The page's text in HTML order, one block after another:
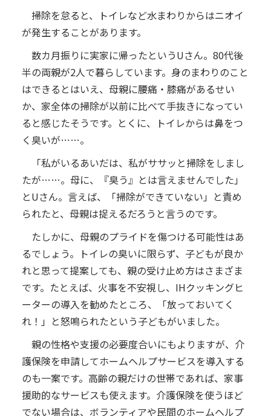
掃除を怠ると、トイレなど水まわりからはニオイ
が発生することがあります。
数カ月振りに実家に帰ったというUさん。80代後
半の両親が2人で暮らしています。身のまわりのこと
はできるとはいえ、母親に腰痛・膝痛があるせい
か、家全体の掃除が以前に比べて手抜きになってい
ると感じたそうです。とくに、トイレからは鼻をつ
く臭いが……。
「私がいるあいだは、私がササッと掃除をしまし
たが……。母に、『臭う』とは言えませんでした」
とUさん。言えば、「掃除ができていない」と責め
られたと、母親は捉えるだろうと言うのです。
たしかに、母親のプライドを傷つける可能性はあ
るでしょう。トイレの臭いに限らず、子どもが良か
れと思って提案しても、親の受け止め方はさまざま
です。たとえば、火事を不安視し、IHクッキングヒ
ーターの導入を勧めたところ、「放っておいてく
れ！」と怒鳴られたという子どもがいました。
親の性格や支援の必要度合いにもよりますが、介
護保険を申請してホームヘルプサービスを導入する
のも一案です。高齢の親だけの世帯であれば、家事
援助的なサービスも使えます。介護保険を使うほど
でない場合は、ボランティアや民間のホームヘルプ